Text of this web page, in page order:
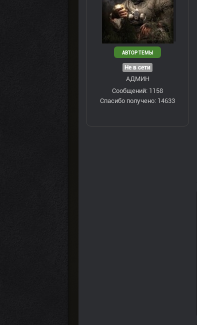
АВТОР ТЕМЫ
Не в сети
АДМИН
Сообщений: 1158
Спасибо получено: 14633